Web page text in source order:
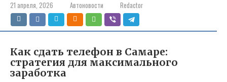
21 апреля, 2026 Автоновости Redactor
Как сдать телефон в Самаре:
стратегия для максимального
заработка